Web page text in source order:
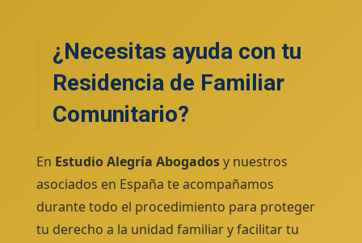
¿Necesitas ayuda con tu
Residencia de Familiar
Comunitario?
En Estudio Alegría Abogadosy nuestros
asociados en España te acompañamos
durante todo el procedimiento para proteger
tu derecho a la unidad familiar y facilitar tu